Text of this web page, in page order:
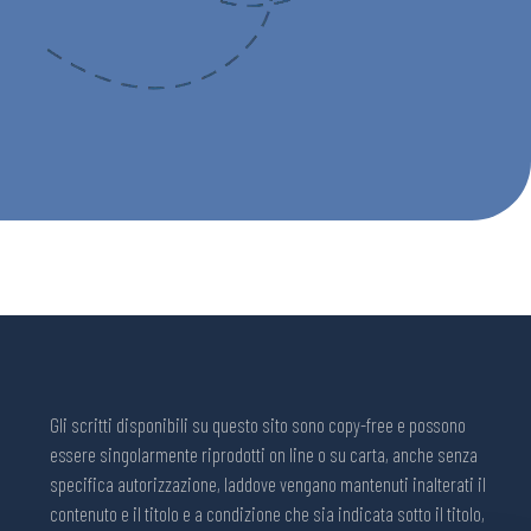
Gli scritti disponibili su questo sito sono copy-free e possono
essere singolarmente riprodotti on line o su carta, anche senza
specifica autorizzazione, laddove vengano mantenuti inalterati il
contenuto e il titolo e a condizione che sia indicata sotto il titolo,